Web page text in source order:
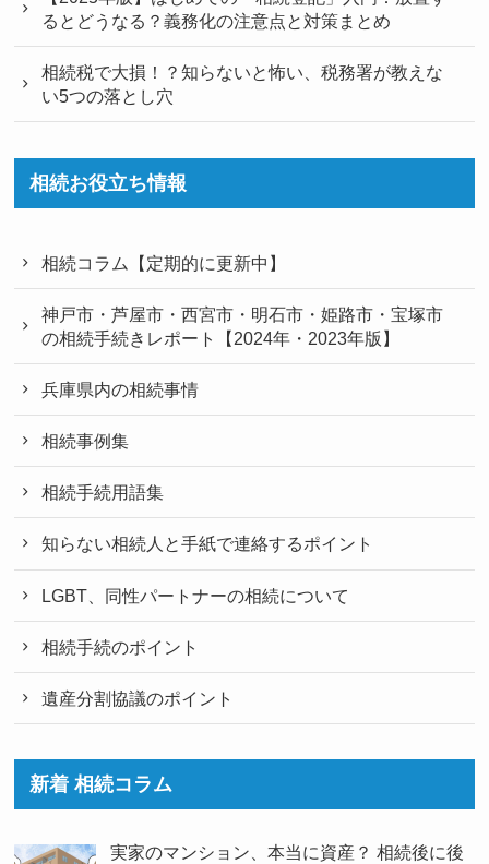
るとどうなる？義務化の注意点と対策まとめ
相続税で大損！？知らないと怖い、税務署が教えな
い5つの落とし穴
相続お役立ち情報
相続コラム【定期的に更新中】
神戸市・芦屋市・西宮市・明石市・姫路市・宝塚市
の相続手続きレポート【2024年・2023年版】
兵庫県内の相続事情
相続事例集
相続手続用語集
知らない相続人と手紙で連絡するポイント
LGBT、同性パートナーの相続について
相続手続のポイント
遺産分割協議のポイント
新着 相続コラム
実家のマンション、本当に資産？ 相続後に後